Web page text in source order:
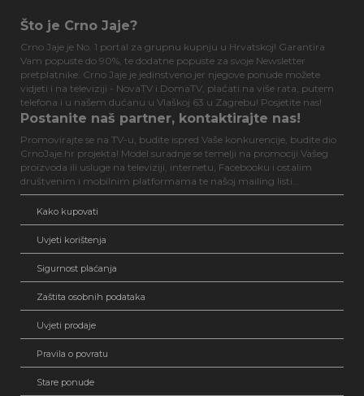
Što je Crno Jaje?
Crno Jaje je No. 1 portal za grupnu kupnju u Hrvatskoj! Garantira
Vam popuste do 90%, te dodatne popuste za svoje Newsletter
pretplatnike. Crno Jaje je jedinstveno jer njegove ponude možete
vidjeti i na televiziji - NovaTV i DomaTV, plaćati na više rata, putem
telefona i u našem dućanu u Vlaškoj 63 u Zagrebu! Posjetite nas!
Postanite naš partner, kontaktirajte nas!
Promovirajte se na TV-u, budite ispred Vaše konkurencije, budite dio
CrnoJaje.hr projekta! Model suradnje se temelji na promociji Vašeg
proizvoda ili usluge na televiziji, internetu, Facebooku i ostalim
društvenim i mobilnim platformama te našoj mailing listi...
Kako kupovati
Uvjeti korištenja
Sigurnost plaćanja
Zaštita osobnih podataka
Uvjeti prodaje
Pravila o povratu
Stare ponude